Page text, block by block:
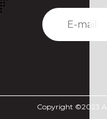
Copyright ©2023